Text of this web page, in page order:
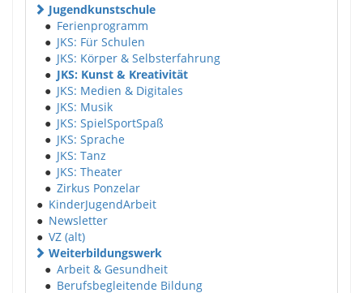
Jugendkunstschule
● Ferienprogramm
● JKS: Für Schulen
● JKS: Körper & Selbsterfahrung
● JKS: Kunst & Kreativität
● JKS: Medien & Digitales
● JKS: Musik
● JKS: SpielSportSpaß
● JKS: Sprache
● JKS: Tanz
● JKS: Theater
● Zirkus Ponzelar
● KinderJugendArbeit
● Newsletter
● VZ (alt)
Weiterbildungswerk
● Arbeit & Gesundheit
● Berufsbegleitende Bildung